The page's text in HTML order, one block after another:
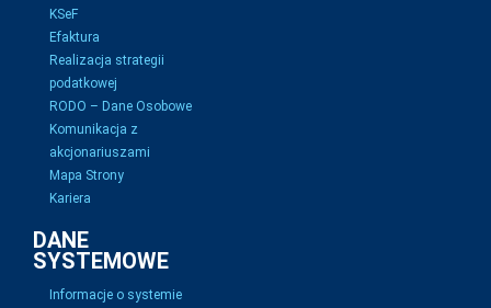
KSeF
Efaktura
Realizacja strategii
podatkowej
RODO – Dane Osobowe
Komunikacja z
akcjonariuszami
Mapa Strony
Kariera
DANE
SYSTEMOWE
Informacje o systemie